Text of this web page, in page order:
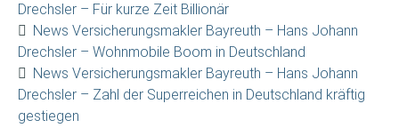
Drechsler – Für kurze Zeit Billionär
News Versicherungsmakler Bayreuth – Hans Johann
Drechsler – Wohnmobile Boom in Deutschland
News Versicherungsmakler Bayreuth – Hans Johann
Drechsler – Zahl der Superreichen in Deutschland kräftig
gestiegen